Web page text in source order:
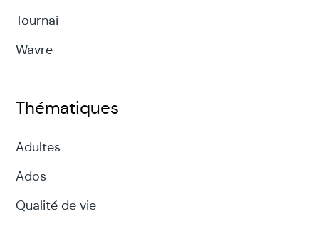
Tournai
Wavre
Thématiques
Adultes
Ados
Qualité de vie